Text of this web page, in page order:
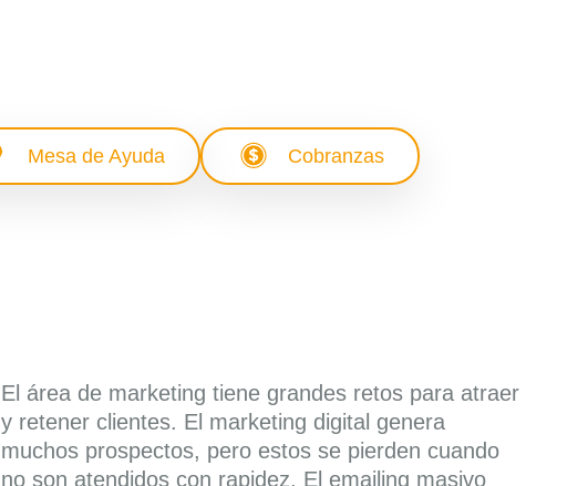
Mesa de Ayuda Cobranzas
El área de marketing tiene grandes retos para atraer
y retener clientes. El marketing digital genera
muchos prospectos, pero estos se pierden cuando
no son atendidos con rapidez. El emailing masivo